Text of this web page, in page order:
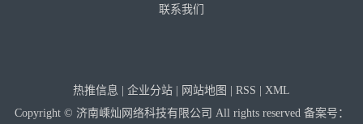
联系我们
热推信息 | 企业分站 | 网站地图 | RSS | XML
Copyright © 济南嵊灿网络科技有限公司 All rights reserved 备案号：